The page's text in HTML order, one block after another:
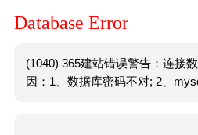
Database Error
(1040) 365建站错误警告：连接
因：1、数据库密码不对; 2、